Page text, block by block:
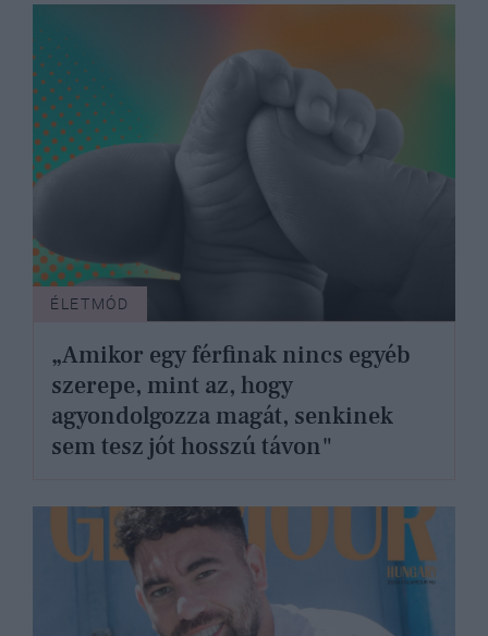
ÉLETMÓD
„Amikor egy férfinak nincs egyéb
szerepe, mint az, hogy
agyondolgozza magát, senkinek
sem tesz jót hosszú távon"